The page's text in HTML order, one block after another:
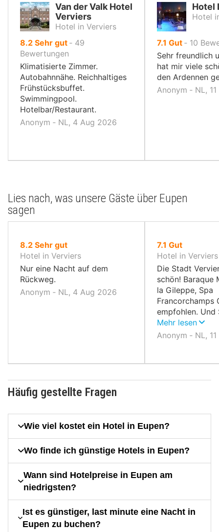
Van der Valk Hotel
Verviers
Hotel in Verviers
8.2 von
10,
Sehr gut ‐ 49
Bewertungen
Klimatisierte Zimmer.
Autobahnnähe. Reichhaltiges
Frühstücksbuffet.
Swimmingpool.
Hotelbar/Restaurant.
Anonym ‐ NL, 4 Aug 2026
Hotel
Hotel
7.1 von
10,
Gut ‐ 10
Sehr freundlich
hat mir viele
den Ardennen
Anonym ‐ NL,
Lies nach, was unsere Gäste über Eupen
sagen
8.2 von
10,
Sehr gut
Hotel in Verviers
Nur eine Nacht auf dem
Rückweg.
Anonym ‐ NL, 4 Aug 2026
7.1 von
10,
Gut
Hotel in Verviers
Die Stadt
schön! Baraque
la Gileppe, Spa
Francorchamps
empfohlen. Und
in Pêcherie de
eine
Mehr lesen
Anonym ‐ NL,
Häufig gestellte Fragen
Wie viel kostet ein Hotel in Eupen?
Wo finde ich günstige Hotels in Eupen?
Wann sind Hotelpreise in Eupen am
niedrigsten?
Ist es günstiger, last minute eine Nacht in
Eupen zu buchen?